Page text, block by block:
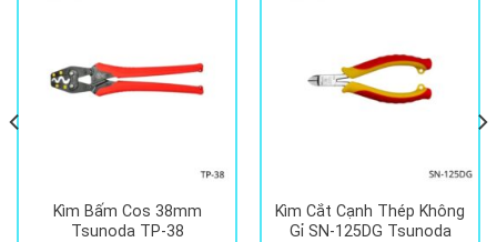
Kìm Bấm Cos 38mm
Tsunoda TP-38
Kìm Cắt Cạnh Thép Không
Gỉ SN-125DG Tsunoda